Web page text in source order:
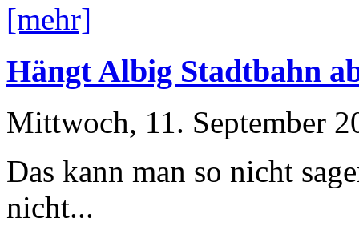
[mehr]
Hängt Albig Stadtbahn
Mittwoch, 11. September
Das kann man so nicht
nicht...